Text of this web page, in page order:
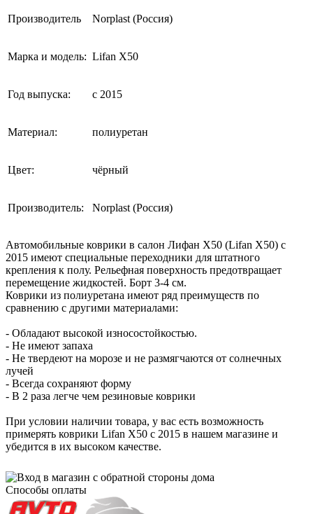
Производитель Norplast (Россия)
Марка и модель: Lifan X50
Год выпуска: с 2015
Материал: полиуретан
Цвет: чёрный
Производитель: Norplast (Россия)
Автомобильные коврики в салон Лифан Х50 (Lifan X50) с
2015 имеют специальные переходники для штатного
крепления к полу. Рельефная поверхность предотвращает
перемещение жидкостей. Борт 3-4 см.
Коврики из полиуретана имеют ряд преимуществ по
сравнению с другими материалами:
- Обладают высокой износостойкостью.
- Не имеют запаха
- Не твердеют на морозе и не размягчаются от солнечных
лучей
- Всегда сохраняют форму
- В 2 раза легче чем резиновые коврики
При условии наличии товара, у вас есть возможность
примерять коврики Lifan X50 с 2015 в нашем магазине и
убедится в их высоком качестве.
Способы оплаты